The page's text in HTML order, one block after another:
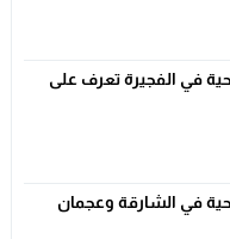
في الفجيرة تعرف على
في الشارقة وعجمان